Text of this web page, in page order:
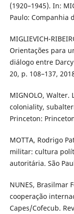
(1920–1945). In:
Paulo: Companhia
MIGLIEVICH-
Orientações para
diálogo entre
20, p. 108–137,
MIGNOLO,
coloniality,
Princeton:
MOTTA, Rodrigo
militar: cultura
autoritária. São
NUNES, Brasilmar
cooperação
Capes/Cofecub.